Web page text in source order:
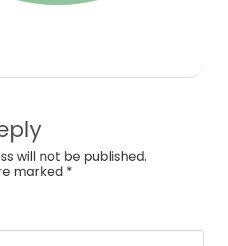
will not be published.
marked *